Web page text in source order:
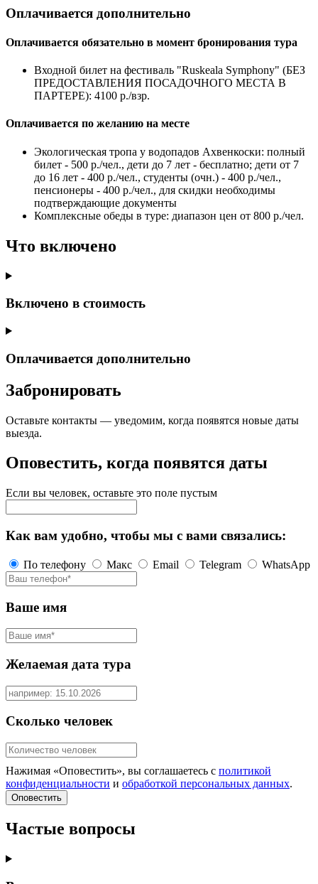
Оплачивается дополнительно
Оплачивается обязательно в момент бронирования тура
Входной билет на фестиваль "Ruskeala Symphony" (БЕЗ
ПРЕДОСТАВЛЕНИЯ ПОСАДОЧНОГО МЕСТА В
ПАРТЕРЕ): 4100 р./взр.
Оплачивается по желанию на месте
Экологическая тропа у водопадов Ахвенкоски: полный
билет - 500 р./чел., дети до 7 лет - бесплатно; дети от 7
до 16 лет - 400 р./чел., студенты (очн.) - 400 р./чел.,
пенсионеры - 400 р./чел., для скидки необходимы
подтверждающие документы
Комплексные обеды в туре: диапазон цен от 800 р./чел.
Что включено
Включено в стоимость
Оплачивается дополнительно
Забронировать
Оставьте контакты — уведомим, когда появятся новые даты
выезда.
Оповестить, когда появятся даты
Если вы человек, оставьте это поле пустым
Как вам удобно, чтобы мы с вами связались:
По телефону Макс Email Telegram WhatsApp
Ваше имя
Желаемая дата тура
Сколько человек
Нажимая «Оповестить», вы соглашаетесь с политикой
конфиденциальности и обработкой персональных данных.
Оповестить
Частые вопросы